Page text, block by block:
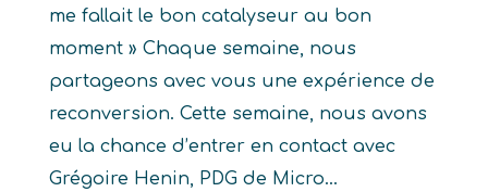
me fallait le bon catalyseur au bon
moment » Chaque semaine, nous
partageons avec vous une expérience de
reconversion. Cette semaine, nous avons
eu la chance d’entrer en contact avec
Grégoire Henin, PDG de Micro...